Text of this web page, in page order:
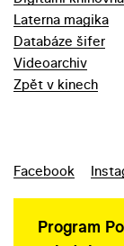
Laterna magika
Databáze šifer
Videoarchiv
Zpět v kinech
Facebook
Program